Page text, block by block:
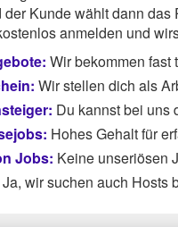
der Kunde wählt dann
anmelden und
Wir bekommen fast
Wir stellen dich als
Du kannst bei uns
Hohes Gehalt für
Jobs: Keine unseriösen
Ja, wir suchen auch Hosts